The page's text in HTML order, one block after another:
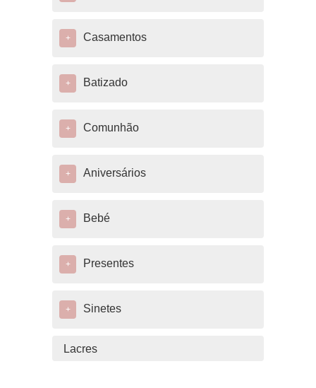
+ Casamentos
+ Batizado
+ Comunhão
+ Aniversários
+ Bebé
+ Presentes
+ Sinetes
Lacres